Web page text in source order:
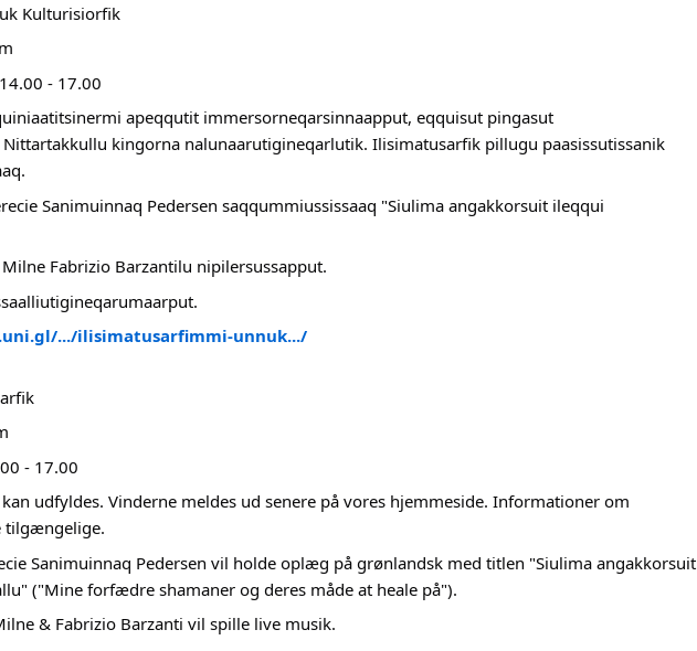
Kulturisiorfik
- 17.00
apeqqutit immersorneqarsinnaapput, eqquisut pingasut
kingorna nalunaarutigineqarlutik. Ilisimatusarfik pillugu paasissutissanik
Sanimuinnaq Pedersen saqqummiussissaaq "Siulima angakkorsuit ileqqui
Fabrizio Barzantilu nipilersussapput.
.../ilisimatusarfimmi-unnuk.../
- 17.00
udfyldes. Vinderne meldes ud senere på vores hjemmeside. Informationer om
tilgængelige.
Sanimuinnaq Pedersen vil holde oplæg på grønlandsk med titlen "Siulima angakkorsuit
("Mine forfædre shamaner og deres måde at heale på").
& Fabrizio Barzanti vil spille live musik.